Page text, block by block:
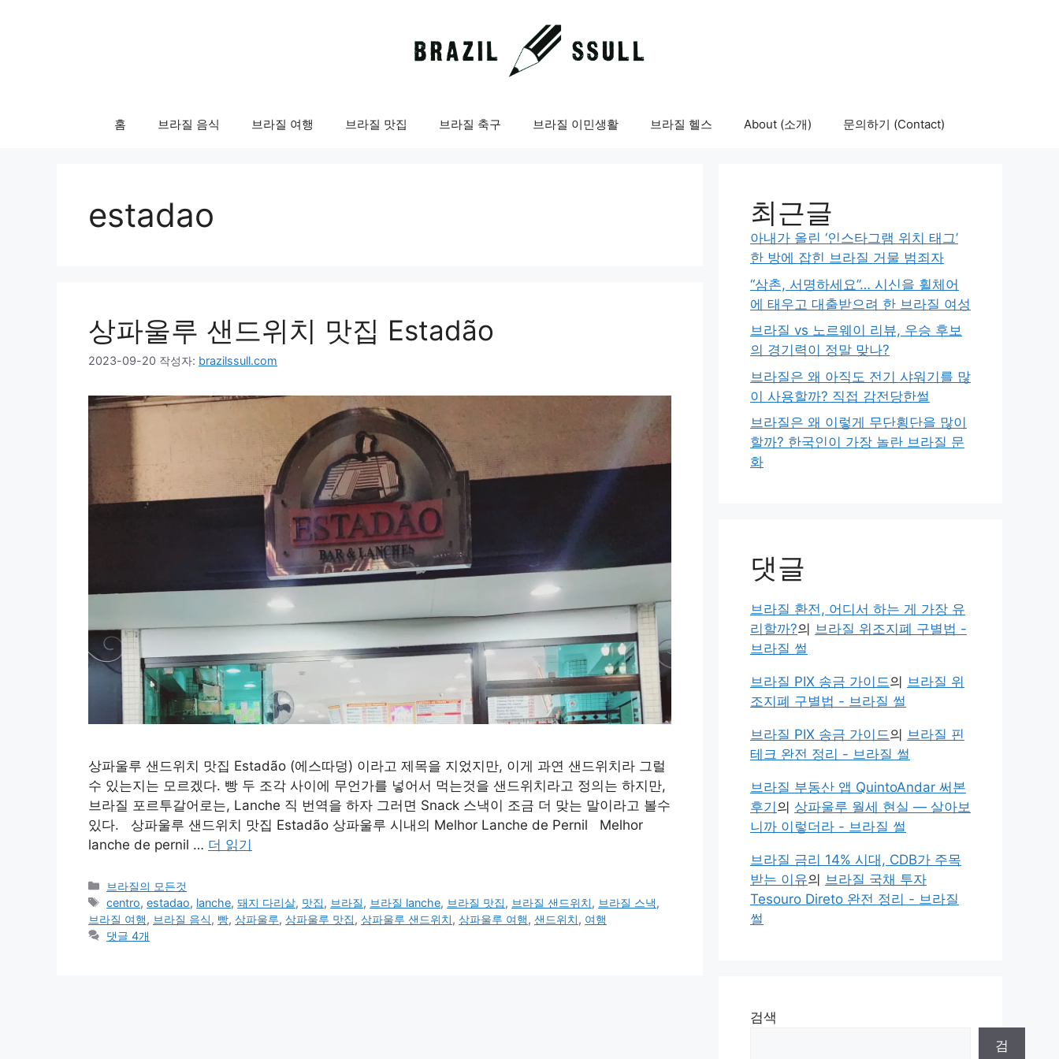
홈 브라질 음식 브라질 여행 브라질 맛집 브라질 축구 브라질 이민생활 브라질 헬스 About (소개) 문의하기 (Contact)
estadao
상파울루 샌드위치 맛집 Estadão
2023-09-20 작성자: brazilssull.com
상파울루 샌드위치 맛집 Estadão (에스따덩) 이라고 제목을 지었지만, 이게 과연 샌드위치라 그럴
수 있는지는 모르겠다. 빵 두 조각 사이에 무언가를 넣어서 먹는것을 샌드위치라고 정의는 하지만,
브라질 포르투갈어로는, Lanche 직 번역을 하자 그러면 Snack 스낵이 조금 더 맞는 말이라고 볼수
있다. 상파울루 샌드위치 맛집 Estadão 상파울루 시내의 Melhor Lanche de Pernil Melhor
lanche de pernil … 더 읽기
카
테
고
리
브라질의 모든것
태
그
centro,estadao, lanche,돼지 다리살, 맛집, 브라질, 브라질 lanche, 브라질 맛집, 브라질 샌드위치, 브라질 스낵,
브라질 여행, 브라질 음식, 빵, 상파울루, 상파울루 맛집, 상파울루 샌드위치, 상파울루 여행, 샌드위치, 여행
댓글 4개
최근글
아내가 올린 ‘인스타그램 위치 태그’
한 방에 잡힌 브라질 거물 범죄자
“삼촌, 서명하세요”… 시신을 휠체어
에 태우고 대출받으려 한 브라질 여성
브라질 vs 노르웨이 리뷰, 우승 후보
의 경기력이 정말 맞나?
브라질은 왜 아직도 전기 샤워기를 많
이 사용할까? 직접 감전당한썰
브라질은 왜 이렇게 무단횡단을 많이
할까? 한국인이 가장 놀란 브라질 문
화
댓글
브라질 환전, 어디서 하는 게 가장 유
리할까?의 브라질 위조지폐 구별법 -
브라질 썰
브라질 PIX 송금 가이드의 브라질 위
조지폐 구별법 - 브라질 썰
브라질 PIX 송금 가이드의 브라질 핀
테크 완전 정리 - 브라질 썰
브라질 부동산 앱 QuintoAndar 써본
후기 의 상파울루 월세 현실 — 살아보
니까 이렇더라 - 브라질 썰
브라질 금리 14% 시대, CDB가 주목
받는 이유의 브라질 국채 투자
Tesouro Direto 완전 정리 - 브라질
썰
검색
검